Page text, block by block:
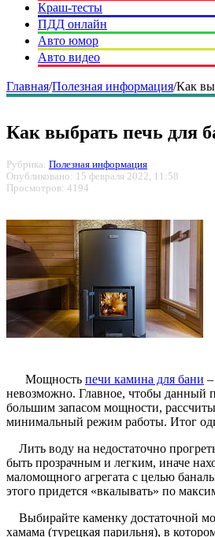
Краш-тесты
ПДД онлайн
Авто юмор
Авто видео
Главная/Полезная информация/Как
Как выбрать печь для
Рубрика: Полезная информация
Опубликовано: 15 февраля 2022, 11:58
Просмотров: 4194
Мощность печи камина для бани
невозможно. Главное, чтобы данный
большим запасом мощности,
минимальный режим работы. Итог
Лить воду на недостаточно
быть прозрачным и легким, иначе
маломощного агрегата с целью
этого придется «вкалывать» по
Выбирайте каменку достаточной
хамама (турецкая парильня), в